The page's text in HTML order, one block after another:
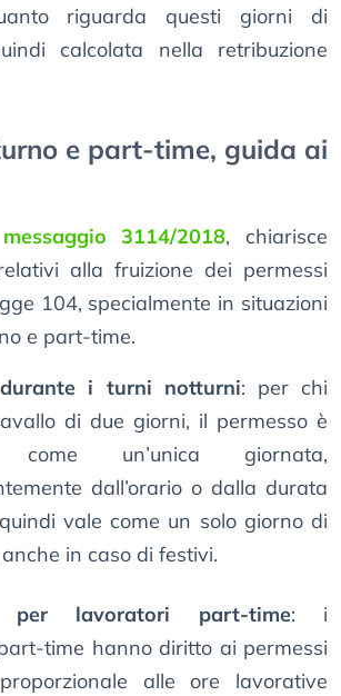
riguarda questi giorni di
calcolata nella retribuzione
e part-time, guida ai
messaggio 3114/2018, chiarisce
alla fruizione dei permessi
104, specialmente in situazioni
e part-time.
durante i turni notturni: per chi
di due giorni, il permesso è
come un’unica giornata,
dall’orario o dalla durata
vale come un solo giorno di
in caso di festivi.
per lavoratori part-time: i
time hanno diritto ai permessi
alle ore lavorative